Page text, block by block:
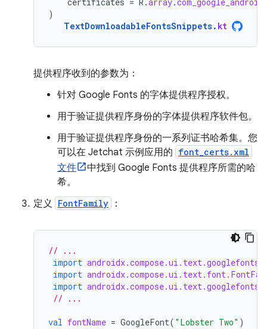
)
TextDownloadableFontsSnippets. kt
提供程序收到的参数为：
针对 Google Fonts 的字体提供程序授权。
用于验证提供程序身份的字体提供程序软件包。
用于验证提供程序身份的一系列证书哈希集。您
可以在 Jetchat 示例应用的 font_certs.xml
文件
中找到 Google Fonts 提供程序所需的哈
希。
定义 FontFamily ：
// ...
import
import
import
// ...
val fontName = GoogleFont( "Lobster Two" )